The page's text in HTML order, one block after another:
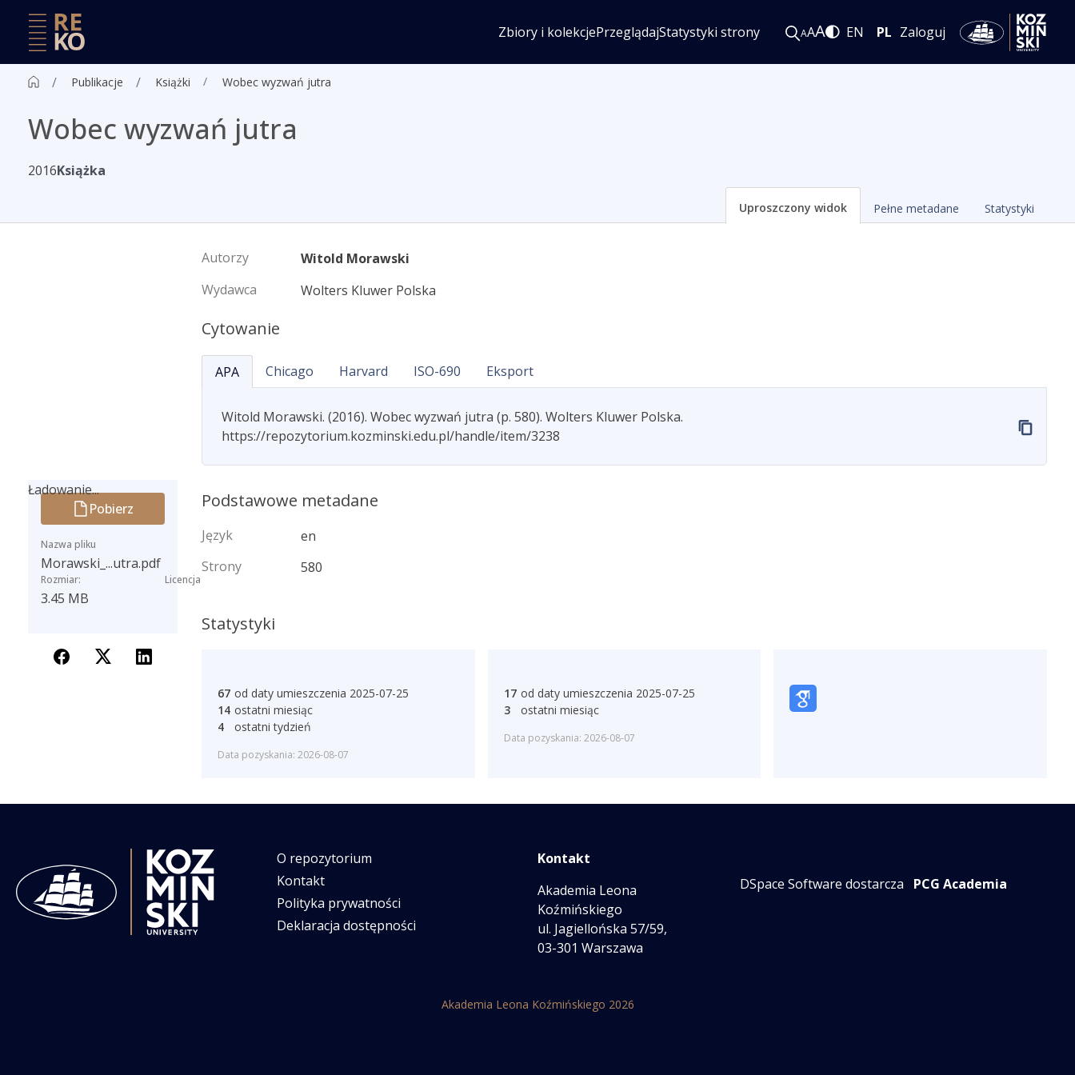
Zbiory i kolekcjePrzeglądajStatystyki strony AAA EN PL Zaloguj
Publikacje Książki Wobec wyzwań jutra
Wobec wyzwań jutra
2016Książka
Uproszczony widok Pełne metadane Statystyki
Ładowanie...
Ładowanie...Pobierz
Nazwa pliku
Morawski_...utra.pdf
Rozmiar:
3.45 MB
Licencja
Autorzy
Witold Morawski
Wydawca
Wolters Kluwer Polska
Cytowanie
APA Chicago Harvard ISO-690 Eksport
Witold Morawski. (2016). Wobec wyzwań jutra (p. 580). Wolters Kluwer Polska.
https://repozytorium.kozminski.edu.pl/handle/item/3238
Podstawowe metadane
Język
en
Strony
580
Statystyki
67 od daty umieszczenia 2025-07-25
14 ostatni miesiąc
4
ostatni tydzień
Data pozyskania: 2026-08-07
17 od daty umieszczenia 2025-07-25
3
ostatni miesiąc
Data pozyskania: 2026-08-07
O repozytorium
Kontakt
Polityka prywatności
Deklaracja dostępności
Kontakt
Akademia Leona
Koźmińskiego
ul. Jagiellońska 57/59,
03-301 Warszawa
DSpace Software dostarcza PCG Academia
Akademia Leona Koźmińskiego 2026